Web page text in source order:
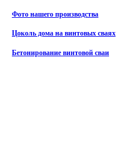
Фото нашего производства
Цоколь дома на винтовых сваях
Бетонирование винтовой сваи